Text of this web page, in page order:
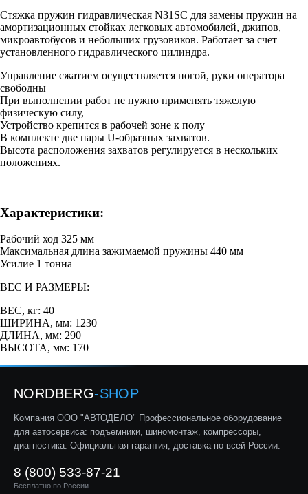
Стяжка пружин гидравлическая N31SC для замены пружин на
амортизационных стойках легковых автомобилей, джипов,
микроавтобусов и небольших грузовиков. Работает за счет
установленного гидравлического цилиндра.
Управление сжатием осуществляется ногой, руки оператора
свободны
При выполнении работ не нужно применять тяжелую
физическую силу,
Устройство крепится в рабочей зоне к полу
В комплекте две пары U-образных захватов.
Высота расположения захватов регулируется в нескольких
положениях.
Характеристики:
Рабочий ход 325 мм
Максимальная длина зажимаемой пружины 440 мм
Усилие 1 тонна
ВЕС И РАЗМЕРЫ:
ВЕС, кг: 40
ШИРИНА, мм: 1230
ДЛИНА, мм: 290
ВЫСОТА, мм: 170
NORDBERG-SHOP
Компания ООО "АВТОДЕЛО" Профессиональное оборудование
для автосервиса: подъемники, шиномонтаж, компрессоры,
диагностика. Официальная гарантия, доставка по всей России.
8 (800) 533-87-21
Бесплатно по России